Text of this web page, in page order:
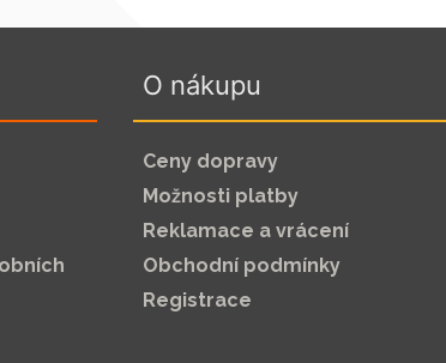
O nákupu
Ceny dopravy
Možnosti platby
Reklamace a vrácení
Obchodní podmínky
Registrace